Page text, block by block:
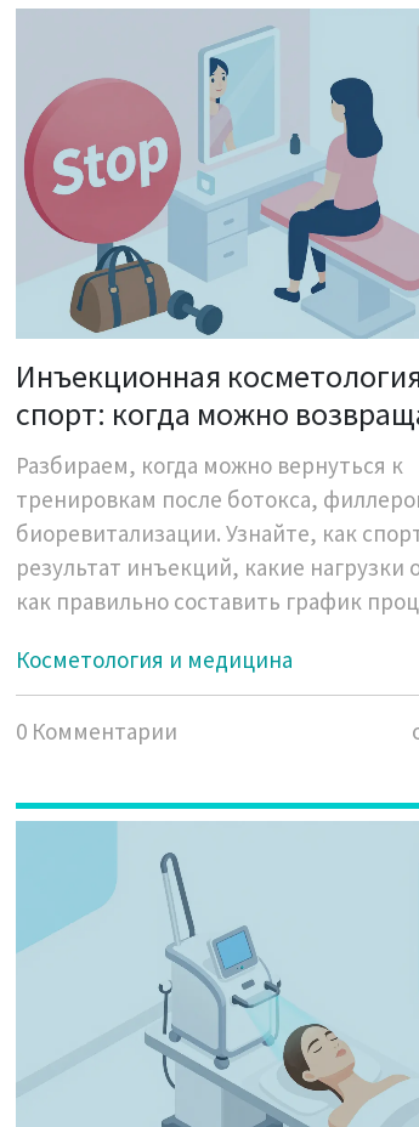
Инъекционная
спорт: когда можно
тренировкам после ботокса,
филлеров и
Разбираем, когда можно вернуться к
тренировкам после ботокса,
биоревитализации. Узнайте, как
результат инъекций, какие нагрузки
как правильно составить график
Косметология и медицина
0 Комментарии